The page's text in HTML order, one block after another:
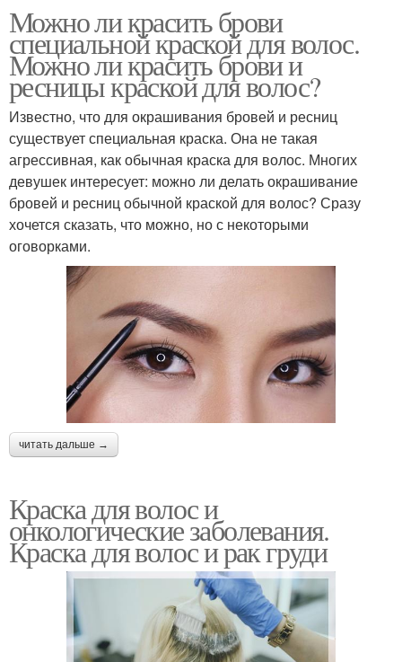
Можно ли красить брови
специальной краской для волос.
Можно ли красить брови и
ресницы краской для волос?
Известно, что для окрашивания бровей и ресниц
существует специальная краска. Она не такая
агрессивная, как обычная краска для волос. Многих
девушек интересует: можно ли делать окрашивание
бровей и ресниц обычной краской для волос? Сразу
хочется сказать, что можно, но с некоторыми
оговорками.
читать дальше →
Краска для волос и
онкологические заболевания.
Краска для волос и рак груди